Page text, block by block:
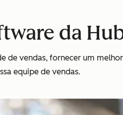
da
de vendas, fornecer um
equipe de vendas.